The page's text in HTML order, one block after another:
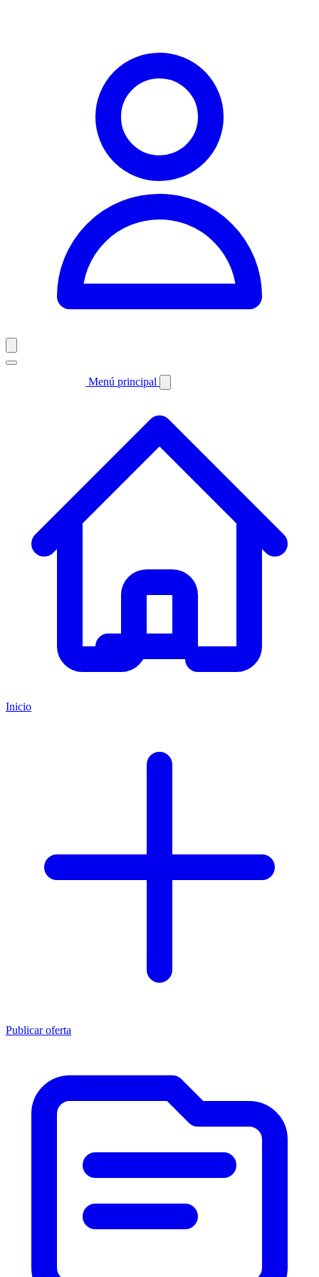
Menú principal
Inicio
Publicar oferta